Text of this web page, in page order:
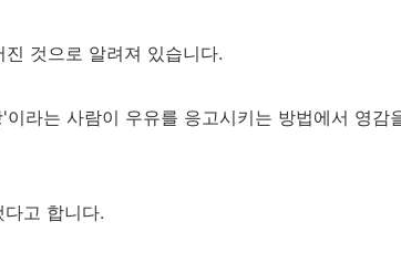
것으로 알려져 있습니다.
라는 사람이 우유를 응고시키는 방법에서 영감
고 합니다.